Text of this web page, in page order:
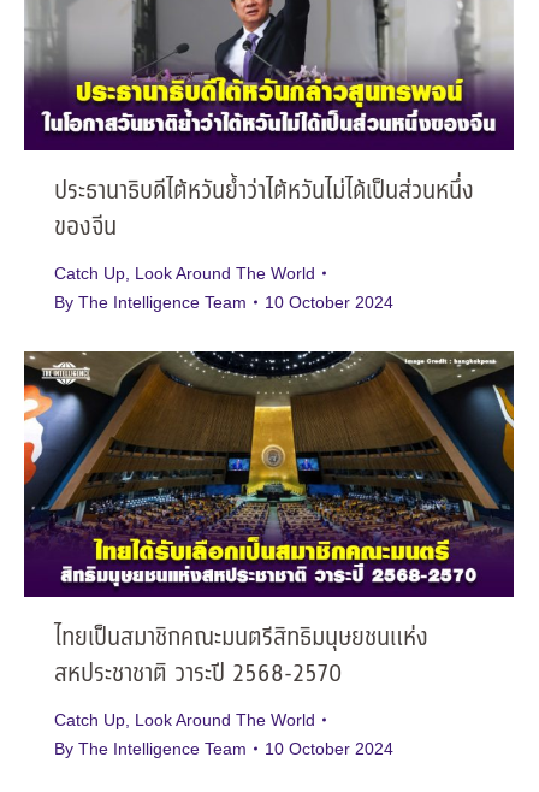
ประธานาธิบดีไต้หวันย้ำว่าไต้หวันไม่ได้เป็นส่วนหนึ่ง
ของจีน
Catch Up Look Around The World
By The Intelligence Team 10 October 2024
ไทยเป็นสมาชิกคณะมนตรีสิทธิมนุษยชนแห่ง
สหประชาชาติ วาระปี 2568-2570
Catch Up Look Around The World
By The Intelligence Team 10 October 2024